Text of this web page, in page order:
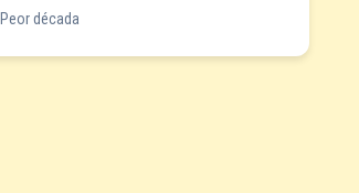
Peor década